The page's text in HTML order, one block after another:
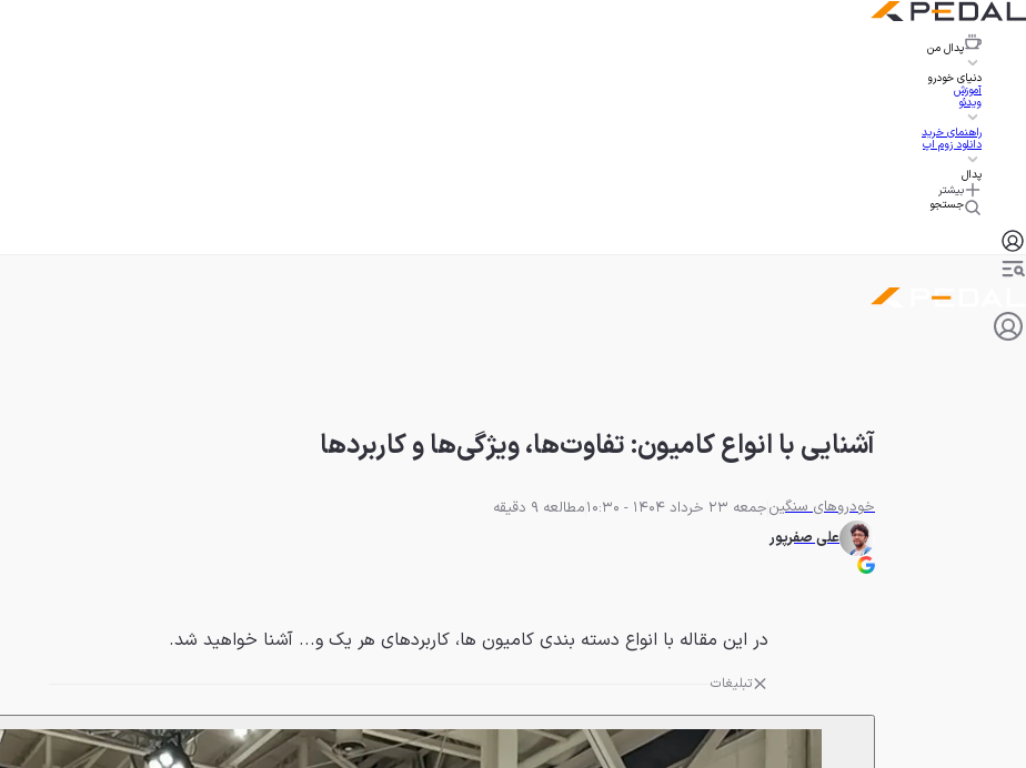
پدال من
دنیای خودرو
آموزش
ویدئو
راهنمای خرید
دانلود زوم اپ
پدال
بیشتر
جستجو
آشنایی با انواع کامیون: تفاوت‌ها، ویژگی‌ها و کاربردها
خودروهای سنگینجمعه 23 خرداد 1404 - 10:30
مطالعه 9 دقیقه
علی صفرپور
در این مقاله با انواع دسته بندی کامیون ها، کاربردهای هر یک و... آشنا خواهید شد.
تبلیغات